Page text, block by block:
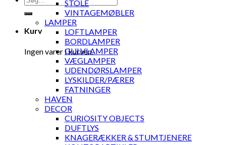
efter:
Kurv
Ingen varer i kurven.
STOLE
VINTAGEMØBLER
LAMPER
LOFTLAMPER
BORDLAMPER
GULVLAMPER
VÆGLAMPER
UDENDØRSLAMPER
LYSKILDER/PÆRER
FATNINGER
HAVEN
DECOR
CURIOSITY OBJECTS
DUFTLYS
KNAGERÆKKER & STUMTJENERE